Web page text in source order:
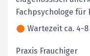
Fachpsychologe für
Wartezeit ca. 4-8
Praxis Frauchiger